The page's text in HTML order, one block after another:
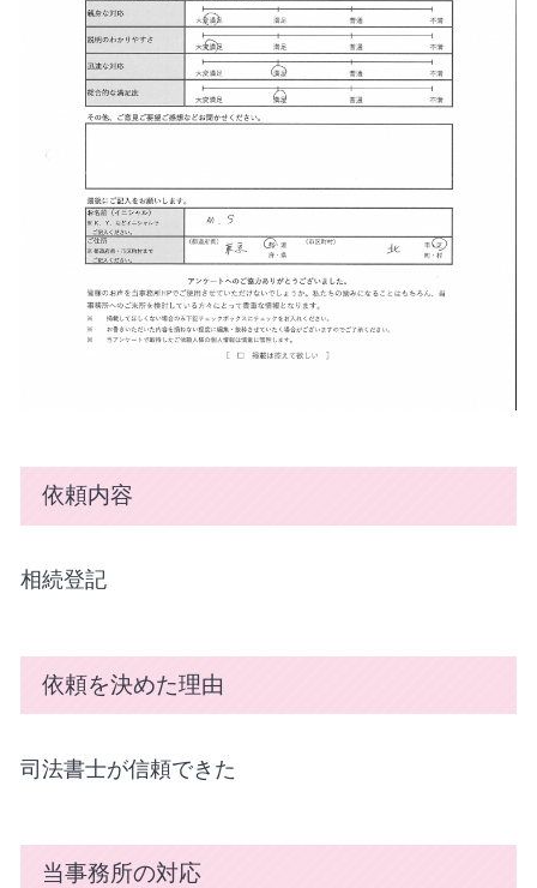
依頼内容
相続登記
依頼を決めた理由
司法書士が信頼できた
当事務所の対応